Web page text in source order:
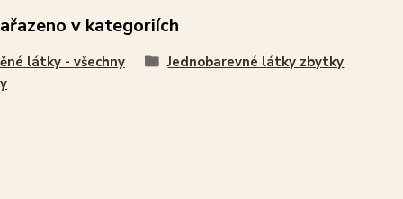
v kategoriích
látky - všechny
Jednobarevné látky zbytky